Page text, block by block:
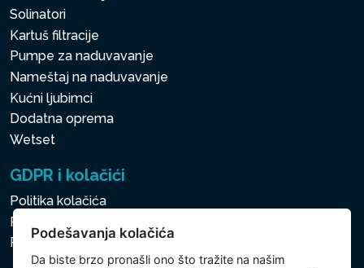
Solinatori
Kartuš filtracije
Pumpe za naduvavanje
Nameštaj na naduvavanje
Kućni ljubimci
Dodatna oprema
Wetset
GDPR i kolačići
Politika kolačića
Politika zaštite ličnih i drugih obrađivanih podataka
Politika kolačića
Podešavanja kolačića
Da biste brzo pronašli ono što tražite na našim